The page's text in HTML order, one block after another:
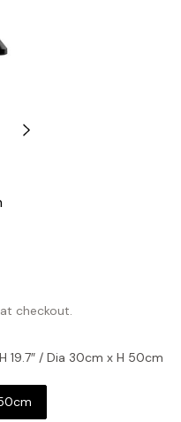
checkout.
H 19.7″ / Dia 30cm x H 50cm